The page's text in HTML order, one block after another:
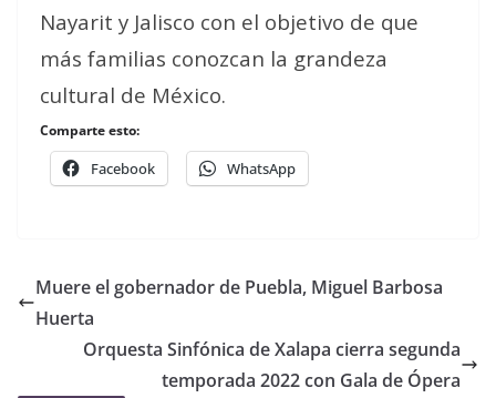
Nayarit y Jalisco con el objetivo de que
más familias conozcan la grandeza
cultural de México.
Comparte esto:
Facebook WhatsApp
Muere el gobernador de Puebla, Miguel Barbosa
Huerta
Orquesta Sinfónica de Xalapa cierra segunda
temporada 2022 con Gala de Ópera